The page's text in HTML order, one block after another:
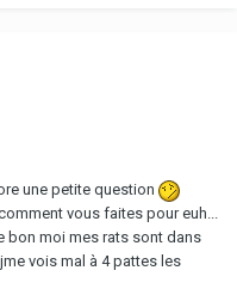
une petite question
vous faites pour euh...
bon moi mes rats sont dans
vois mal à 4 pattes les